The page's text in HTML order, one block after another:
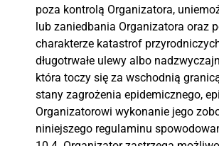
poza kontrolą Organizatora,
lub zaniedbania Organizatora oraz
charakterze katastrof
długotrwałe ulewy albo
która toczy się za wschodnią
stany zagrożenia epidemicznego,
Organizatorowi wykonanie jego
niniejszego regulaminu